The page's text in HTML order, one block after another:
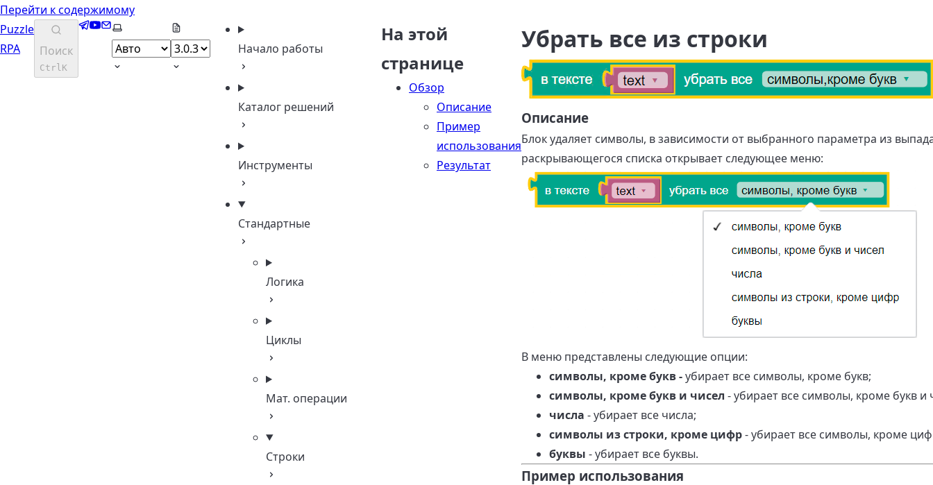
Перейти к содержимому
Puzzle
RPA
Поиск
CtrlK
Telegram
YouTube
EmailВыберите тему
Начало работы
Каталог решений
Инструменты
Стандартные
Логика
Циклы
Мат. операции
Строки
На этой
странице
Обзор
Описание
Пример
использования
Результат
Убрать все из строки
Описание
Блок удаляет символы, в зависимости от выбранного параметра из
раскрывающегося списка открывает следующее меню:
В меню представлены следующие опции:
символы, кроме букв -убирает все символы, кроме букв;
символы, кроме букв и чисел - убирает все символы, кроме букв и
числа - убирает все числа;
символы из строки, кроме цифр- убирает все символы, кроме
буквы - убирает все буквы.
Пример использования